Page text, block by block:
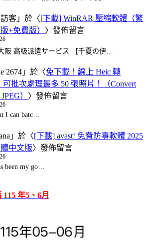
客 」於〈[下載] WinRAR 壓縮軟體（繁
+免費版） 〉發佈留言
阪 高級派遣サービス 【千夏の伊…
2674 」於〈免下載！線上 Heic 轉
可批次處理最多 50 張照片！（Convert
） 〉發佈留言
I can batc…
」於〈[下載] avast! 免費防毒軟體 2025
中文版〉發佈留言
been my go…
年5、6月